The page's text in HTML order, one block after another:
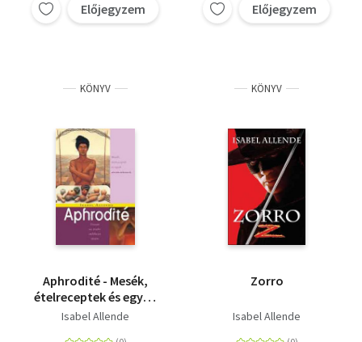
Előjegyzem Előjegyzem
KÖNYV
Aphrodité - Mesék,
ételreceptek és egyéb
afrodiziákumok
Isabel Allende
KÖNYV
Zorro
Isabel Allende